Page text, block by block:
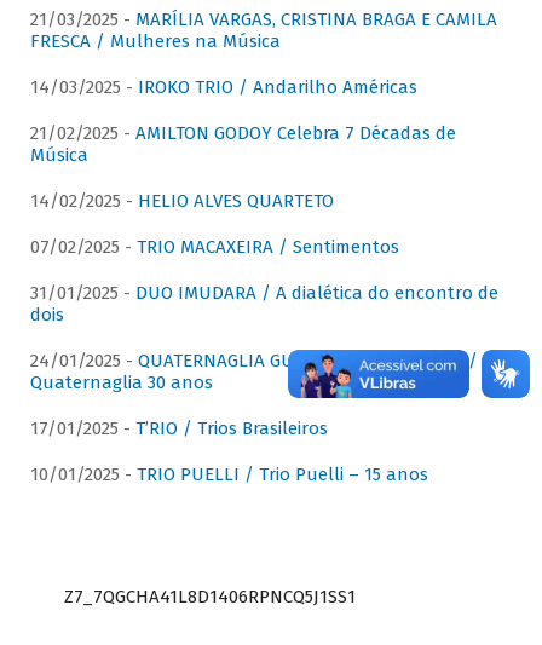
21/03/2025 - MARÍLIA VARGAS, CRISTINA BRAGA E CAMILA
FRESCA / Mulheres na Música
14/03/2025 - IROKO TRIO / Andarilho Américas
21/02/2025 - AMILTON GODOY Celebra 7 Décadas de
Música
14/02/2025 - HELIO ALVES QUARTETO
07/02/2025 - TRIO MACAXEIRA / Sentimentos
31/01/2025 - DUO IMUDARA / A dialética do encontro de
dois
24/01/2025 - QUATERNAGLIA GUITAR QUARTET (QGQ) /
Quaternaglia 30 anos
17/01/2025 - T’RIO / Trios Brasileiros
10/01/2025 - TRIO PUELLI / Trio Puelli – 15 anos
Z7_7QGCHA41L8D1406RPNCQ5J1SS1